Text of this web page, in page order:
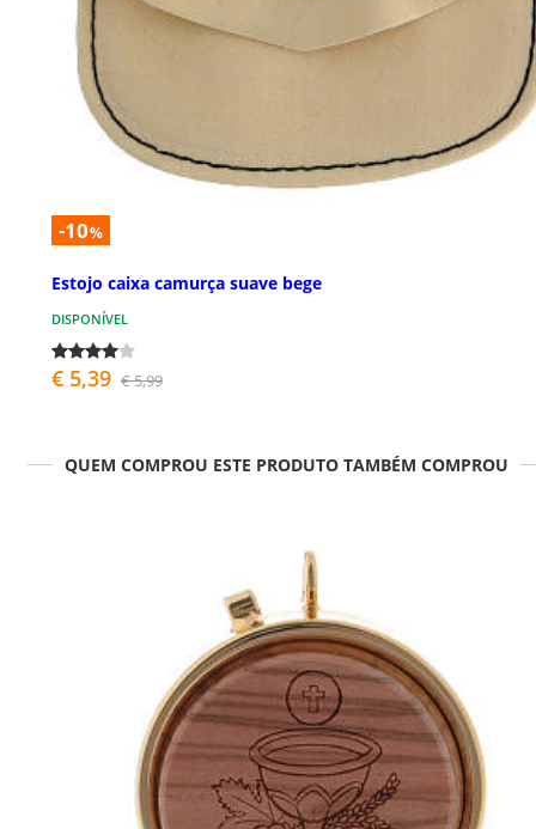
-10%
Estojo caixa camurça suave bege
DISPONÍVEL
€ 5,39 € 5,99
QUEM COMPROU ESTE PRODUTO TAMBÉM COMPROU